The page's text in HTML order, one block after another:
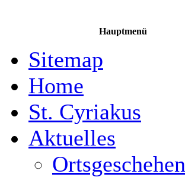
Hauptmenü
Sitemap
Home
St. Cyriakus
Aktuelles
Ortsgeschehen